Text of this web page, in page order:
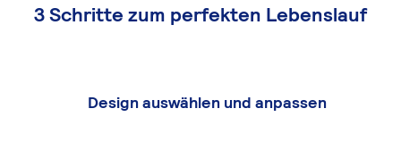
3 Schritte zum perfekten Lebenslauf
Design auswählen und anpassen